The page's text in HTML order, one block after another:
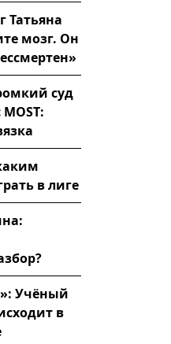
Татьяна
мозг. Он
суд
в лиге
Учёный
в